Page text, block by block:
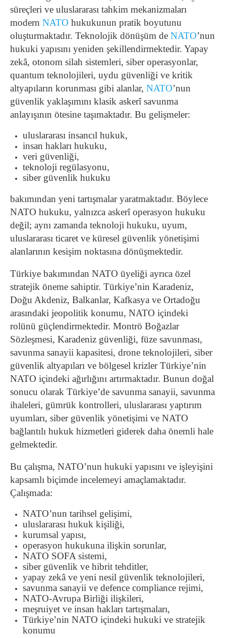
süreçleri ve uluslararası tahkim mekanizmaları
modern NATO hukukunun pratik boyutunu
oluşturmaktadır. Teknolojik dönüşüm de NATO’nun
hukuki yapısını yeniden şekillendirmektedir. Yapay
zekâ, otonom silah sistemleri, siber operasyonlar,
quantum teknolojileri, uydu güvenliği ve kritik
altyapıların korunması gibi alanlar, NATO’nun
güvenlik yaklaşımını klasik askerî savunma
anlayışının ötesine taşımaktadır. Bu gelişmeler:
uluslararası insancıl hukuk,
insan hakları hukuku,
veri güvenliği,
teknoloji regülasyonu,
siber güvenlik hukuku
bakımından yeni tartışmalar yaratmaktadır. Böylece
NATO hukuku, yalnızca askerî operasyon hukuku
değil; aynı zamanda teknoloji hukuku, uyum,
uluslararası ticaret ve küresel güvenlik yönetişimi
alanlarının kesişim noktasına dönüşmektedir.
Türkiye bakımından NATO üyeliği ayrıca özel
stratejik öneme sahiptir. Türkiye’nin Karadeniz,
Doğu Akdeniz, Balkanlar, Kafkasya ve Ortadoğu
arasındaki jeopolitik konumu, NATO içindeki
rolünü güçlendirmektedir. Montrö Boğazlar
Sözleşmesi, Karadeniz güvenliği, füze savunması,
savunma sanayii kapasitesi, drone teknolojileri, siber
güvenlik altyapıları ve bölgesel krizler Türkiye’nin
NATO içindeki ağırlığını artırmaktadır. Bunun doğal
sonucu olarak Türkiye’de savunma sanayii, savunma
ihaleleri, gümrük kontrolleri, uluslararası yaptırım
uyumları, siber güvenlik yönetişimi ve NATO
bağlantılı hukuk hizmetleri giderek daha önemli hale
gelmektedir.
Bu çalışma, NATO’nun hukuki yapısını ve işleyişini
kapsamlı biçimde incelemeyi amaçlamaktadır.
Çalışmada:
NATO’nun tarihsel gelişimi,
uluslararası hukuk kişiliği,
kurumsal yapısı,
operasyon hukukuna ilişkin sorunlar,
NATO SOFA sistemi,
siber güvenlik ve hibrit tehditler,
yapay zekâ ve yeni nesil güvenlik teknolojileri,
savunma sanayii ve defence compliance rejimi,
NATO-Avrupa Birliği ilişkileri,
meşruiyet ve insan hakları tartışmaları,
Türkiye’nin NATO içindeki hukuki ve stratejik
konumu